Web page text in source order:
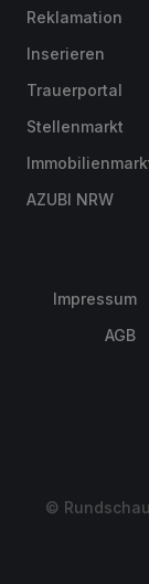
Reklamation
Inserieren
Trauerportal
Stellenmarkt
AZUBI NRW
Impressum
AGB
©